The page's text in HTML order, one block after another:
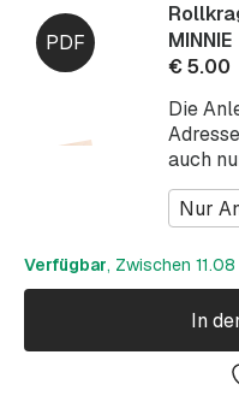
Die
auch
Nur
MINNIE
€5.00
Verfügbar, Zwischen
In